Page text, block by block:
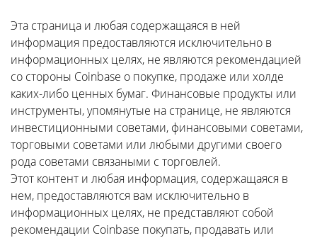
Эта страница и любая содержащаяся в ней
информация предоставляются исключительно в
информационных целях, не являются рекомендацией
со стороны Coinbase о покупке, продаже или холде
каких-либо ценных бумаг. Финансовые продукты или
инструменты, упомянутые на странице, не являются
инвестиционными советами, финансовыми советами,
торговыми советами или любыми другими своего
рода советами связаными с торговлей.
Этот контент и любая информация, содержащаяся в
нем, предоставляются вам исключительно в
информационных целях, не представляют собой
рекомендации Coinbase покупать, продавать или